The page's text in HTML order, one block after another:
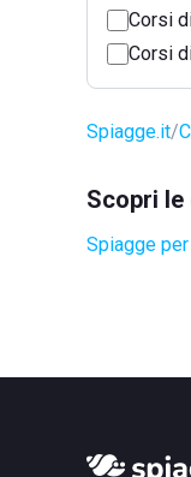
Corsi
Corsi
Spiagge.it
Scopri
Spiagge